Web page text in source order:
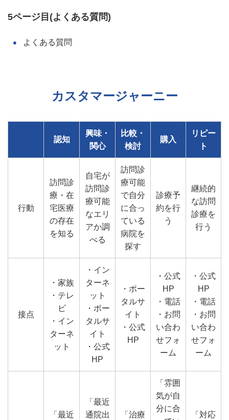
5ページ目(よくある質問)
よくある質問
カスタマージャーニー
認知
興味・
関心
比較・
検討
購入
リピー
ト
行動
訪問診
療・在
宅医療
の存在
を知る
自宅が
訪問診
療可能
なエリ
アか調
べる
訪問診
療可能
で自分
に合っ
ている
病院を
探す
診療予
約を行
う
継続的
な訪問
診療を
行う
接点
・家族
・テレ
ビ
・イン
ターネ
ット
・イン
ターネ
ット
・ポー
タルサ
イト
・公式
HP
・ポー
タルサ
イト
・公式
HP
・公式
HP
・電話
・お問
い合わ
せフォ
ーム
・公式
HP
・電話
・お問
い合わ
せフォ
ーム
「最近
「最近
通院出
「治療
「雰囲
気が自
分に合
「対応